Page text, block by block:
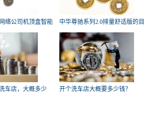
络公司机顶盒智能
中华尊驰系列2.0排量舒适版的目
前
车店，大概多少
开个洗车店大概要多少钱？